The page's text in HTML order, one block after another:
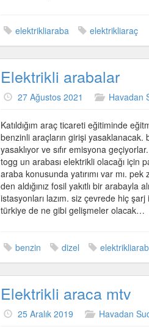
elektrikliaraba elektrikliaraç
Elektrikli arabalar
27 Ağustos 2021 Havadan
Katıldığım araç ticareti eğitiminde
benzinli araçların girişi yasaklanacak.
yasaklıyor ve sıfır emisyona
togg un arabası elektrikli olacağı
araba konusunda yatırımı var mı.
den aldığınız fosil yakıtlı bir
istasyonları lazım. siz çevrede hiç
türkiye de ne gibi gelişmeler olacak…
benzin dizel
Elektrikli araca mtv
25 Aralık 2019 Havadan